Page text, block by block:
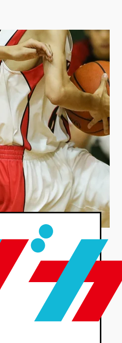
動背景
施レビュー
協賛企業